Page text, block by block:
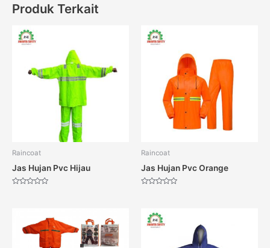
Produk Terkait
Raincoat
Jas Hujan Pvc Hijau
Raincoat
Jas Hujan Pvc Orange